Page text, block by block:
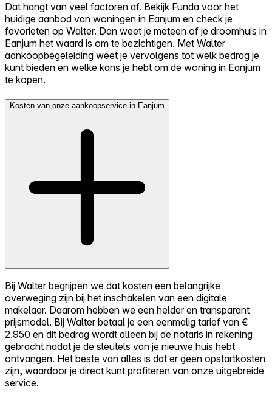
Dat hangt van veel factoren af. Bekijk Funda voor het
huidige aanbod van woningen in Eanjum en check je
favorieten op Walter. Dan weet je meteen of je droomhuis in
Eanjum het waard is om te bezichtigen. Met Walter
aankoopbegeleiding weet je vervolgens tot welk bedrag je
kunt bieden en welke kans je hebt om de woning in Eanjum
te kopen.
Kosten van onze aankoopservice in Eanjum
Bij Walter begrijpen we dat kosten een belangrijke
overweging zijn bij het inschakelen van een digitale
makelaar. Daarom hebben we een helder en transparant
prijsmodel. Bij Walter betaal je een eenmalig tarief van €
2.950 en dit bedrag wordt alleen bij de notaris in rekening
gebracht nadat je de sleutels van je nieuwe huis hebt
ontvangen. Het beste van alles is dat er geen opstartkosten
zijn, waardoor je direct kunt profiteren van onze uitgebreide
service.